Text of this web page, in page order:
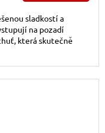
sladkostí a
na pozadí
která skutečně